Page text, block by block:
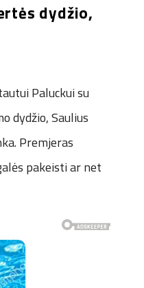
dydžio,
Paluckui su
dydžio, Saulius
Premjeras
pakeisti ar net